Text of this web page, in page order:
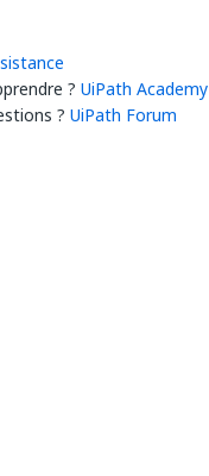
? UiPath Academy
? UiPath Forum